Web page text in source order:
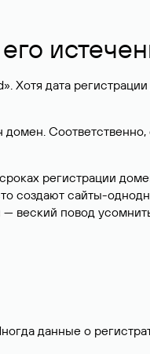
Хотя дата
Соответственно,
регистрации
создают сайты-
веский повод
данные о